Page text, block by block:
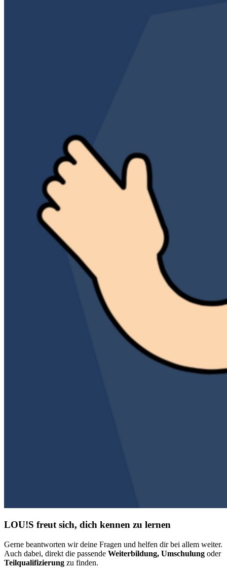
LOU!S freut sich, dich kennen zu lernen
Gerne beantworten wir deine Fragen und helfen dir bei allem weiter.
Auch dabei, direkt die passende Weiterbildung, Umschulung oder
Teilqualifizierung zu finden.